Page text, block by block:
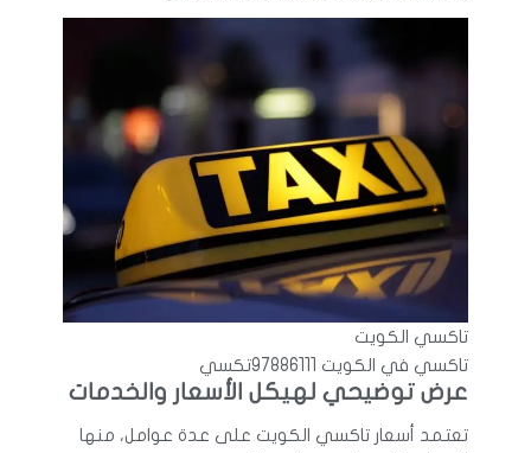
تاكسي الكويت
تاكسي في الكويت 97886111تكسي
عرض توضيحي لهيكل الأسعار والخدمات
تعتمد أسعار تاكسي الكويت على عدة عوامل، منها